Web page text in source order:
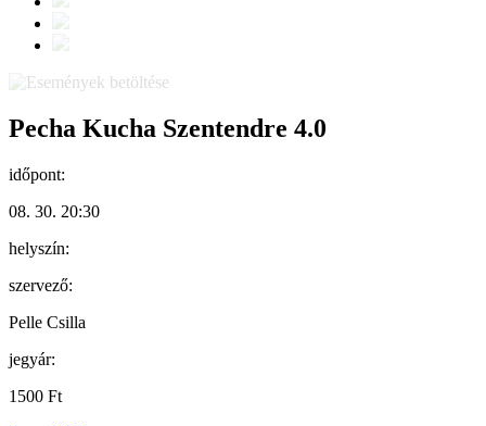
Pecha Kucha Szentendre 4.0
időpont:
08. 30. 20:30
helyszín:
szervező:
Pelle Csilla
jegyár:
1500 Ft